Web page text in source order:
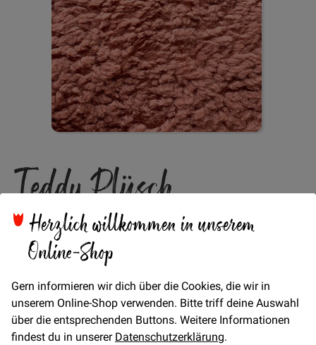
Herzlich willkommen in unserem
Online-Shop
Gern informieren wir dich über die Cookies, die wir in
unserem Online-Shop verwenden. Bitte triff deine Auswahl
über die entsprechenden Buttons. Weitere Informationen
findest du in unsererDatenschutzerklärung.
der
Bildgalerie
Teddy Plüsch
Baumwoll/Polyester -
Terracotta
Verfügbarkeit Auf Lager
€/METER(Freie Eingabe)